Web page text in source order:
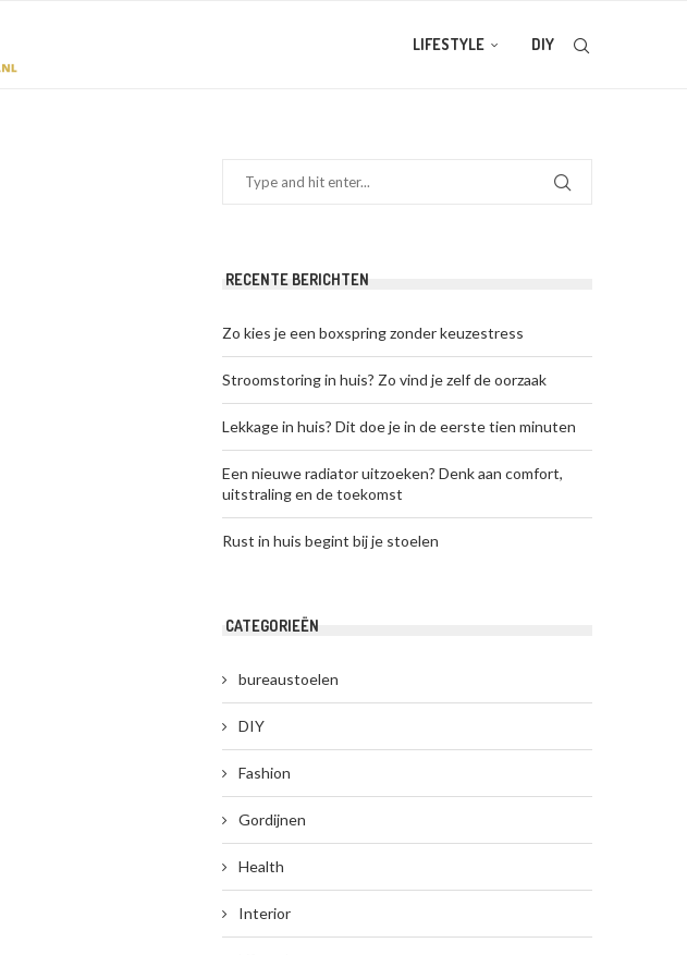
LIFESTYLE DIY
RECENTE BERICHTEN
Zo kies je een boxspring zonder keuzestress
Stroomstoring in huis? Zo vind je zelf de oorzaak
Lekkage in huis? Dit doe je in de eerste tien minuten
Een nieuwe radiator uitzoeken? Denk aan comfort,
uitstraling en de toekomst
Rust in huis begint bij je stoelen
CATEGORIEËN
bureaustoelen
DIY
Fashion
Gordijnen
Health
Interior